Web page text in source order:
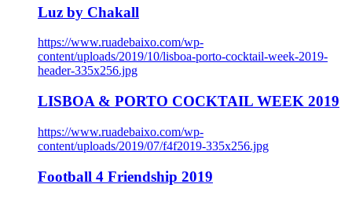
Luz by Chakall
https://www.ruadebaixo.com/wp-
content/uploads/2019/10/lisboa-porto-cocktail-week-2019-
header-335x256.jpg
LISBOA & PORTO COCKTAIL WEEK 2019
https://www.ruadebaixo.com/wp-
content/uploads/2019/07/f4f2019-335x256.jpg
Football 4 Friendship 2019